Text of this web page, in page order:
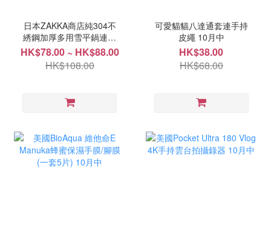
日本ZAKKA商店純304不
綉鋼加厚多用雪平鍋連蒸
架 10月中
HK$78.00 ~ HK$88.00
HK$108.00
可愛貓貓八達通套連手持
皮繩 10月中
HK$38.00
HK$68.00